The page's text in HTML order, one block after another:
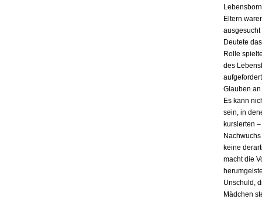
Eltern
Deutete
Rolle
des
Glauben
Es kann
sein, in
kursierten
keine
macht die
Unschuld,
Mädchen